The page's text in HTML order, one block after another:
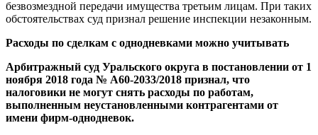
безвозмездной передачи имущества третьим лицам. При таких
обстоятельствах суд признал решение инспекции незаконным.
Расходы по сделкам с однодневками можно учитывать
Арбитражный суд Уральского округа в постановлении от 1
ноября 2018 года № А60-2033/2018 признал, что
налоговики не могут снять расходы по работам,
выполненным неустановленными контрагентами от
имени фирм-однодневок.